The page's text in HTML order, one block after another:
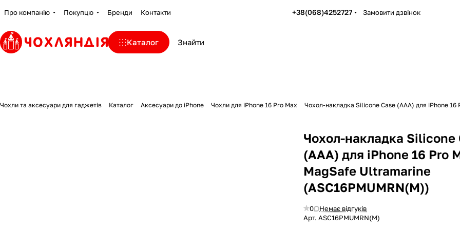
Про компанію Покупцю Бренди Контакти +38(068)4252727 Замовити дзвінок
Каталог
Чохли та аксесуари для гаджетів Каталог Аксесуари до iPhone Чохли для iPhone 16 Pro Max Чохол-накладка Silicone Case (AAA) для iPhone
Чохол-накладка Silicone
(AAA) для iPhone 16 Pro
MagSafe Ultramarine
(ASC16PMUMRN(M))
0
Немає відгуків
Арт.ASC16PMUMRN(M)